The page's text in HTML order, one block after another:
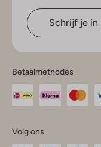
Schrijf je in
Betaalmethodes
Volg ons